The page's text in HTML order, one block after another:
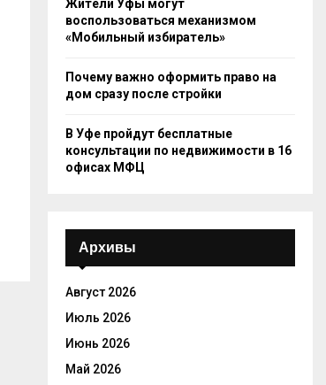
Жители Уфы могут
воспользоваться механизмом
«Мобильный избиратель»
Почему важно оформить право на
дом сразу после стройки
В Уфе пройдут бесплатные
консультации по недвижимости в 16
офисах МФЦ
Архивы
Август 2026
Июль 2026
Июнь 2026
Май 2026